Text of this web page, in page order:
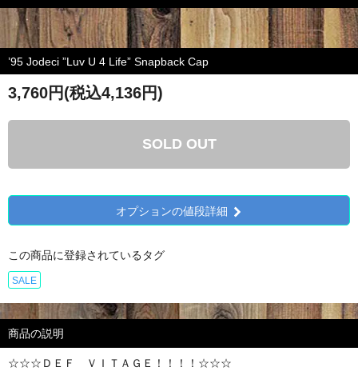
’95 Jodeci ”Luv U 4 Life” Snapback Cap
3,760円(税込4,136円)
SOLD OUT
オプションの値段詳細
この商品に登録されているタグ
SALE
商品の説明
☆☆☆ＤＥＦ ＶＩＴＡＧＥ！！！！☆☆☆